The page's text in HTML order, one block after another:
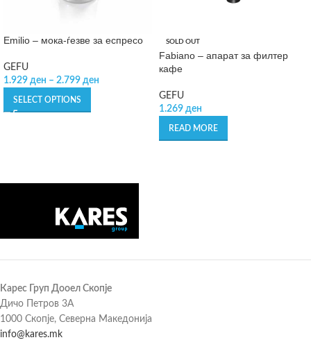
Emilio – мока-ѓезве за еспресо
GEFU
1.929 ден – 2.799 ден
SELECT OPTIONS
SOLD OUT
Fabiano – апарат за филтер
кафе
GEFU
1.269 ден
READ MORE
Карес Груп Дооел Скопје
Дичо Петров 3А
1000 Скопје, Северна Македонија
info@kares.mk